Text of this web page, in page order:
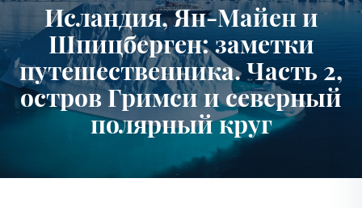
Исландия, Ян-Майен и
Шпицберген: заметки
путешественника. Часть 2,
остров Гримси и северный
полярный круг